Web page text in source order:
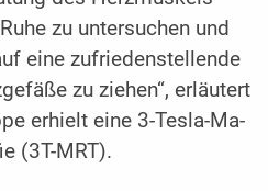
zu untersuchen und
eine zufriedenstellende
zu ziehen“, erläutert
erhielt eine 3-Tesla-­Ma­
(3T-MRT).